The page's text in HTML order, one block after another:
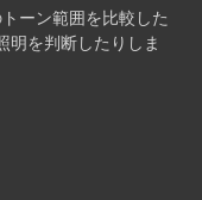
ーン範囲を比較した
明を判断したりしま